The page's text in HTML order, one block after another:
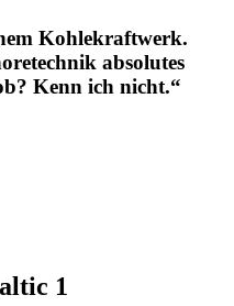
Kohlekraftwerk.
absolutes
Kenn ich nicht.
1